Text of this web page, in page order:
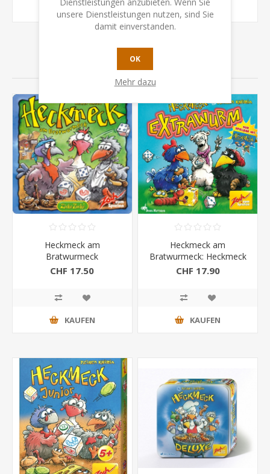
VERWANDTE PRODUKTE
Heckmeck am
Bratwurmeck
CHF 17.50
KAUFEN
Heckmeck am
Bratwurmeck: Heckmeck
Extrawurm
CHF 17.90
KAUFEN
unsere Dienstleistungen nutzen, sind Sie
damit einverstanden.
OK
Mehr dazu